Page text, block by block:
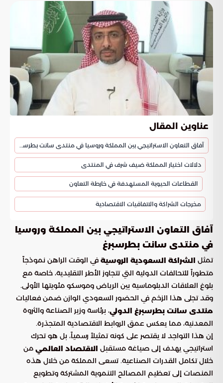
عناوين المقال
آفاق التعاون الاستراتيجي بين المملكة وروسيا في منتدى سانت بطرسبرغ
دلالات اختيار المملكة ضيف شرف في المنتدى
القطاعات الحيوية المستهدفة في خارطة التعاون
مخرجات الشراكة والاتفاقيات الاقتصادية
آفاق التعاون الاستراتيجي بين المملكة وروسيا
في منتدى سانت بطرسبرغ
تمثل الشراكة السعودية الروسية في الوقت الراهن نموذجاً
متطوراً للتحالفات الدولية التي تتجاوز الأطر التقليدية، خاصة مع
بلوغ العلاقات الدبلوماسية بين الرياض وموسكو مئويتها الأولى.
وقد تجلى هذا الزخم في الحضور السعودي الوازن ضمن فعاليات
منتدى سانت بطرسبرغ الدولي، برئاسة وزير الصناعة والثروة
المعدنية، مما يعكس عمق الروابط الاقتصادية المتجذرة.
إن هذا التواجد لا يقتصر على كونه تمثيلاً رسمياً، بل هو تحرك
استراتيجي يهدف إلى صياغة مستقبل الاقتصاد العالمي من
خلال تكامل القدرات الصناعية. تسعى المملكة من خلال هذه
المنصات إلى تعظيم المصالح التنموية المشتركة وتطويع